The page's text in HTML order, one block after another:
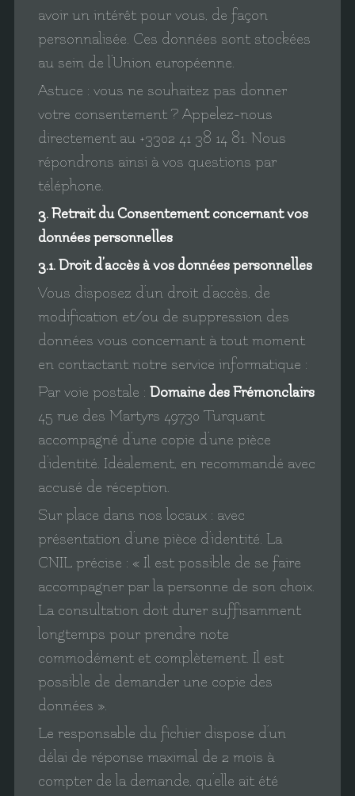
avoir un intérêt pour vous, de façon
personnalisée. Ces données sont stockées
au sein de l’Union européenne.
Astuce : vous ne souhaitez pas donner
votre consentement ? Appelez-nous
directement au +3302 41 38 14 81. Nous
répondrons ainsi à vos questions par
téléphone.
3. Retrait du Consentement concernant vos
données personnelles
3.1. Droit d’accès à vos données personnelles
Vous disposez d’un droit d’accès, de
modification et/ou de suppression des
données vous concernant à tout moment
en contactant notre service informatique :
Par voie postale : Domaine des Frémonclairs
45 rue des Martyrs 49730 Turquant
accompagné d’une copie d’une pièce
d’identité. Idéalement, en recommandé avec
accusé de réception.
Sur place dans nos locaux : avec
présentation d’une pièce d’identité. La
CNIL précise : « Il est possible de se faire
accompagner par la personne de son choix.
La consultation doit durer suffisamment
longtemps pour prendre note
commodément et complètement. Il est
possible de demander une copie des
données ».
Le responsable du fichier dispose d’un
délai de réponse maximal de 2 mois à
compter de la demande, qu’elle ait été